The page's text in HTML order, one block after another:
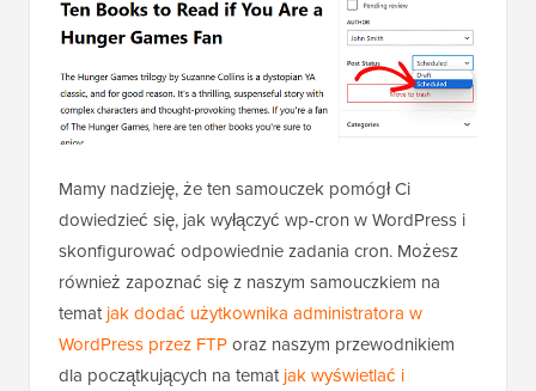
Mamy nadzieję, że ten samouczek pomógł Ci
dowiedzieć się, jak wyłączyć wp-cron w WordPress i
skonfigurować odpowiednie zadania cron. Możesz
również zapoznać się z naszym samouczkiem na
tematjak dodać użytkownika administratora w
WordPress przez FTPoraz naszym przewodnikiem
dla początkujących na tematjak wyświetlać i